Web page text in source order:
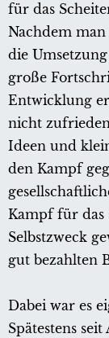
für das
Nachdem
die
große
Entwicklung
nicht
Ideen und
den Kampf
Kampf für das
Selbstzweck
gut bezahlten
Dabei war es
Spätestens